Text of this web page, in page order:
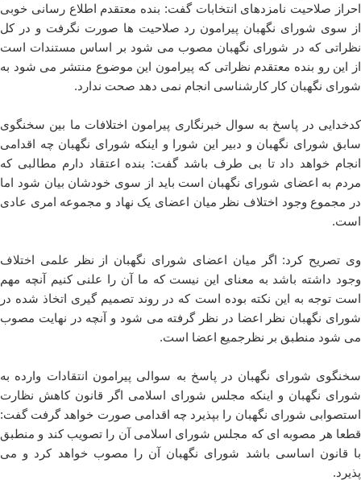
احراز صلاحیت نامزدهای انتخابات گفت: بنده معتقدم اطلاع رسانی خوبی
از سوی شورای نگهبان پیرامون رد صلاحیت ها صورت نگرفت و در کل
نظراتی که در شورای نگهبان مصوب می شود بر اساس مستندات است
از این رو بنده معتقدم نظراتی که پیرامون این موضوع منتشر می شود به
شورای نگهبان کار کارشناسی انجام نمی دهد صحت ندارد.
کدخدایی در پاسخ به سوال خبرنگاری پیرامون اختلافات ما بین سخنگوی
سابق شورای نگهبان و دبیر این شورا و اینکه شورای نگهبان چه اقدامی
انجام خواهد داد تا بی طرف باشد گفت: بنده اعتقاد دارم مطالبی که
مردم به اعضای شورای نگهبان است باید از سوی خودشان بیان شود اما
در مجموع وجود اختلاف نظر میان اعضای یک نهاد و مجموعه امری عادی
است.
وی تصریح کرد: اگر میان اعضای شورای نگهبان از نظر علمی اختلاف
وجود داشته باشد به معنای این نیست که ما آن را علنی کنیم آنچه مهم
است توجه به این نکته بوده است که در روند تصمیم گیری اتخاذ شده در
شورای نگهبان نظر اعضا در نظر گرفته می شود و آنچه در نهایت مصوب
می شود منطبق بر نظرجمیع اعضا است.
سخنگوی شورای نگهبان در پاسخ به سوالی پیرامون انتقادات وارده به
شورای نگهبان و اینکه مجلس شورای اسلامی اگر قانون کاهش نظارت
استصوابی شورای نگهبان را بپذیرد چه اقدامی صورت خواهد گرفت گفت:
قطعا هر مصوبه ای که مجلس شورای اسلامی آن را تصویب کند و منطبق
با قانون اساسی باشد شورای نگهبان آن را مصوب خواهد کرد و می
پذیرد.